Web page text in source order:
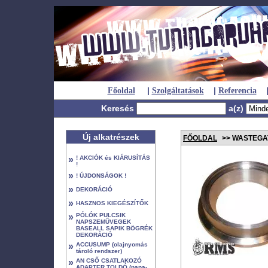
Főoldal | Szolgáltatások | Referencia
|
Keresés
a(z)
Új alkatrészek
» ! AKCIÓK és KIÁRUSÍTÁS
!
» ! ÚJDONSÁGOK !
» DEKORÁCIÓ
» HASZNOS KIEGÉSZÍTŐK
» PÓLÓK PULCSIK
NAPSZEMŰVEGEK
BASEALL SAPIK BÖGRÉK
DEKORÁCIÓ
» ACCUSUMP (olajnyomás
tároló rendszer)
» AN CSŐ CSATLAKOZÓ
FŐOLDAL >>